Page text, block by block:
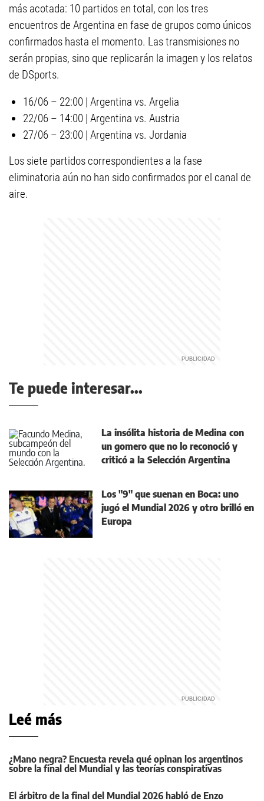
más acotada: 10 partidos en total, con los tres
encuentros de Argentina en fase de grupos como únicos
confirmados hasta el momento. Las transmisiones no
serán propias, sino que replicarán la imagen y los relatos
de DSports.
16/06 – 22:00 | Argentina vs. Argelia
22/06 – 14:00 | Argentina vs. Austria
27/06 – 23:00 | Argentina vs. Jordania
Los siete partidos correspondientes a la fase
eliminatoria aún no han sido confirmados por el canal de
aire.
Te puede interesar...
La insólita historia de Medina con
un gomero que no lo reconoció y
criticó a la Selección Argentina
Los "9" que suenan en Boca: uno
jugó el Mundial 2026 y otro brilló en
Europa
Leé más
¿Mano negra? Encuesta revela qué opinan los argentinos
sobre la final del Mundial y las teorías conspirativas
El árbitro de la final del Mundial 2026 habló de Enzo